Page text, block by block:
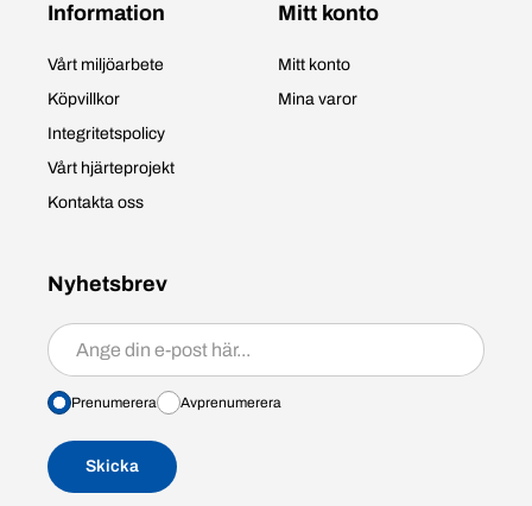
Information
Vårt miljöarbete
Köpvillkor
Integritetspolicy
Vårt hjärteprojekt
Kontakta oss
Mitt konto
Mitt konto
Mina varor
Nyhetsbrev
Prenumerera/avprenumerera
Prenumerera Avprenumerera
Skicka